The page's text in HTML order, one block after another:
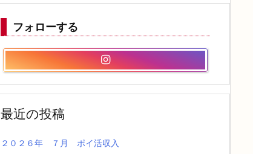
フォローする
最近の投稿
２０２６年 ７月 ポイ活収入